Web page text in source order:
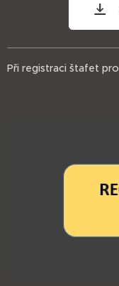
Při registraci štafet